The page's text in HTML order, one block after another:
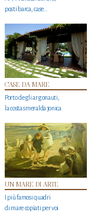
posti barca, case…
CASE DA MARE
Porto degli argonauti,
la costa smeralda jonica
UN MARE DI ARTE
I più famosi quadri
di mare copiati per voi